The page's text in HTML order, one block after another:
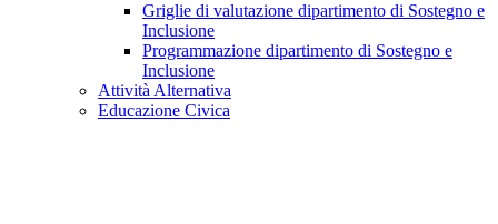
Griglie di valutazione dipartimento di Sostegno e
Inclusione
Programmazione dipartimento di Sostegno e
Inclusione
Attività Alternativa
Educazione Civica